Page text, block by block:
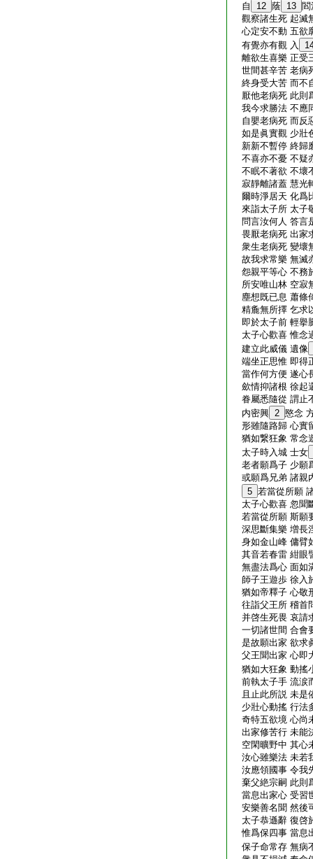
自
12 蔭 13
觀察諸生死 起滅
心定安不動 五欲
有覺亦有觀 入
離欲生喜樂 正受
世間甚辛苦 老病
終身受大苦 而不
厭他老病死 此則
我今求勝法 不應
自嬰老病死 而反
如是眞實觀 少壯
新新不暫停 終歸
不喜亦不憂 不疑
不眠不著欲 不壞
寂靜離諸蓋 慧光
爾時淨居天 化爲
來詣太子所 太子
問言汝何人 答言
畏厭老病死 出家
衆生老病死 變壞
故我求常樂 無滅
怨親平等心 不務
所安唯山林 空寂
塵想既已息 蕭條
精麁無所擇 乞求
即於太子前 輕擧
太子心歡喜 惟念
建立此威儀 遺像
端坐正思惟 即得
當作何方便 遂心
歛情抑諸根 徐起
眷屬悉隨從 謂止
内密興 2 愍念
形雖隨路歸 心實
猶如繋狂象 常念
太子時入城 士女
老者願爲子 少願
或願爲兄弟 諸親
5 若當從所願
太子心歡喜 忽聞
若當從所願 斯願
深思斷集樂 増長
身如金山峰 傭臂
其音若春雷 紺眼
無盡法爲心 面如
師子王遊歩 徐入
猶如帝釋子 心敬
往詣父王所 稽首
并啓生死畏 哀請
一切諸世間 合會
是故願出家 欲求
父王聞出家 心即
猶如大狂象 動搖
前執太子手 流涙
且止此所説 未是
少壯心動搖 行法
奇特五欲境 心尚
出家修苦行 未能
空閑曠野中 其心
汝心雖樂法 未若
汝應領國事 令我
棄父絶宗嗣 此則
當息出家心 受習
安樂善名聞 然後
太子恭遜辭 復啓
惟爲保四事 當息
保子命常存 無病